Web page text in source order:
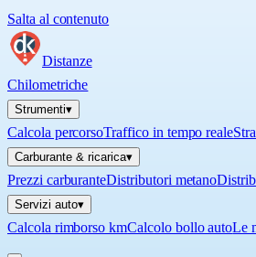
Salta al contenuto
Distanze
Chilometriche
Strumenti▾
Calcola percorsoTraffico in tempo reale
Carburante & ricarica▾
Prezzi carburanteDistributori metano
Servizi auto▾
Calcola rimborso kmCalcolo bollo autoLe